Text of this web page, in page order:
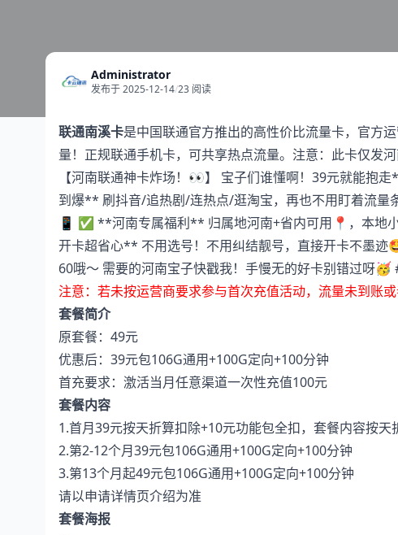
Administrator
发布于 2025-12-14/23 阅读
联通南溪卡是中国联通官方推出的高性价比流量卡，官方
量！正规联通手机卡，可共享热点流量。注意：此卡仅发
【河南联通神卡炸场！👀】 宝子们谁懂啊！39元就能
到爆** 刷抖音/追热剧/连热点/逛淘宝，再也不用盯着流量
📱 ✅ **河南专属福利** 归属地河南+省内可用📍，本地
开卡超省心** 不用选号！不用纠结靓号，直接开卡不墨
60哦～ 需要的河南宝子快戳我！手慢无的好卡别错过呀
注意：若未按运营商要求参与首次充值活动，流量未到账
套餐简介
原套餐：49元
优惠后：39元包106G通用+100G定向+100分钟
首充要求：激活当月任意渠道一次性充值100元
套餐内容
1.首月39元按天折算扣除+10元功能包全扣，套餐内容按天
2.第2-12个月39元包106G通用+100G定向+100分钟
3.第13个月起49元包106G通用+100G定向+100分钟
请以申请详情页介绍为准
套餐海报